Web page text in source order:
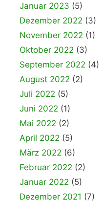
Januar 2023 (5)
Dezember 2022 (3)
November 2022 (1)
Oktober 2022 (3)
September 2022 (4)
August 2022 (2)
Juli 2022 (5)
Juni 2022 (1)
Mai 2022 (2)
April 2022 (5)
März 2022 (6)
Februar 2022 (2)
Januar 2022 (5)
Dezember 2021 (7)